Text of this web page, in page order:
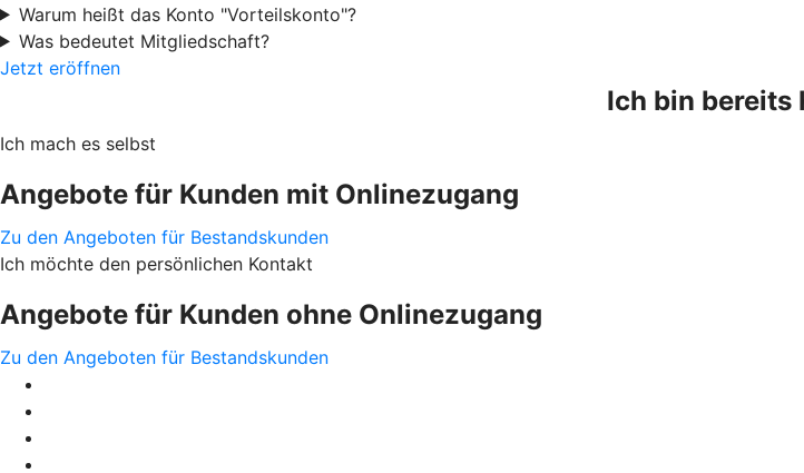
Warum heißt das Konto "Vorteilskonto"?
Was bedeutet Mitgliedschaft?
Jetzt eröffnen
Ich bin bereits
Ich mach es selbst
Angebote für Kunden mit Onlinezugang
Zu den Angeboten für Bestandskunden
Ich möchte den persönlichen Kontakt
Angebote für Kunden ohne Onlinezugang
Zu den Angeboten für Bestandskunden